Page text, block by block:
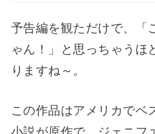
予告編を観ただけで、「
ゃん！」と思っちゃうほ
りますね～。
この作品はアメリカでベ